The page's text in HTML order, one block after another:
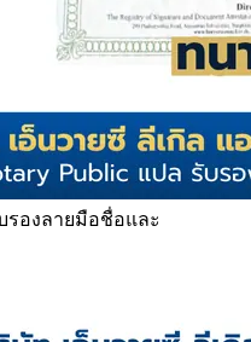
รองลายมือชื่อและ